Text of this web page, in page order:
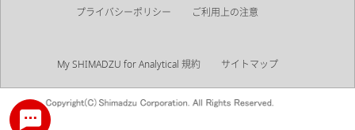
プライバシーポリシー ご利用上の注意
My SHIMADZU for Analytical 規約 サイトマップ